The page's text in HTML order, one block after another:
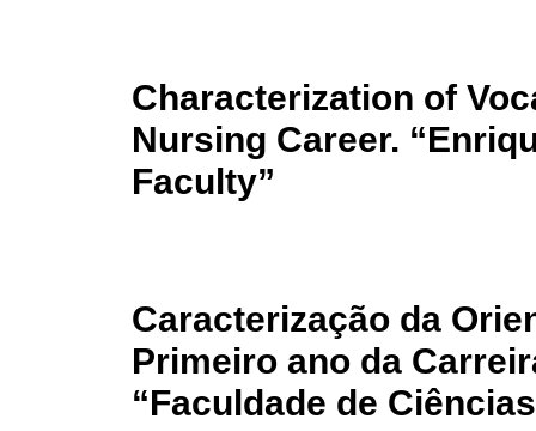
Characterization of
Nursing Career.
Faculty”
Caracterização da
Primeiro ano da
“Faculdade de